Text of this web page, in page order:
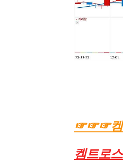
☞☞☞켐
켐트로